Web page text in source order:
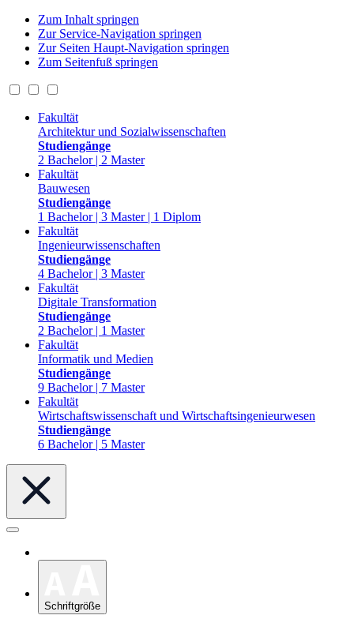
Zum Inhalt springen
Zur Service-Navigation springen
Zur Seiten Haupt-Navigation springen
Zum Seitenfuß springen
Fakultät
Architektur und Sozialwissenschaften
Studiengänge
2 Bachelor | 2 Master
Fakultät
Bauwesen
Studiengänge
1 Bachelor | 3 Master | 1 Diplom
Fakultät
Ingenieurwissenschaften
Studiengänge
4 Bachelor | 3 Master
Fakultät
Digitale Transformation
Studiengänge
2 Bachelor | 1 Master
Fakultät
Informatik und Medien
Studiengänge
9 Bachelor | 7 Master
Fakultät
Wirtschaftswissenschaft und Wirtschaftsingenieurwesen
Studiengänge
6 Bachelor | 5 Master
Schriftgröße